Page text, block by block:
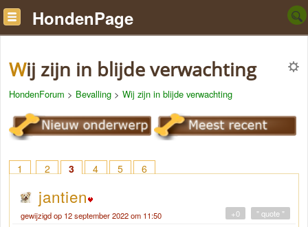
HondenPage
Wij zijn in blijde verwachting
HondenForum > Bevalling > Wij zijn in blijde verwachting
1 2 3 4 5 6
jantien
gewijzigd op 12 september 2022 om 11:50 " quote "
+0